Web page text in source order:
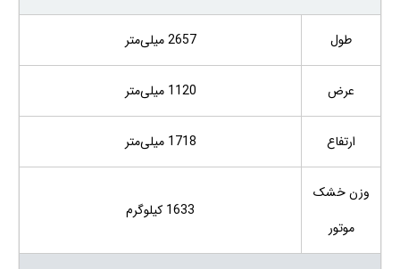
طول 2657 میلی‌متر
عرض 1120 میلی‌متر
ارتفاع 1718 میلی‌متر
وزن خشک
موتور
1633 کیلوگرم